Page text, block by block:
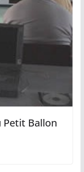
Petit Ballon